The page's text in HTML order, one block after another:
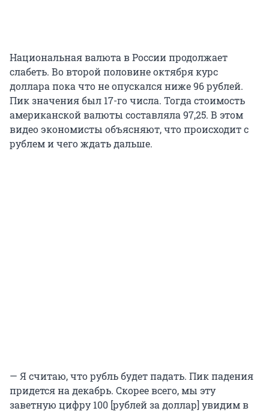
Национальная валюта в России продолжает
слабеть. Во второй половине октября курс
доллара пока что не опускался ниже 96 рублей.
Пик значения был 17-го числа. Тогда стоимость
американской валюты составляла 97,25. В этом
видео экономисты объясняют, что происходит с
рублем и чего ждать дальше.
— Я считаю, что рубль будет падать. Пик падения
придется на декабрь. Скорее всего, мы эту
заветную цифру 100 [рублей за доллар] увидим в